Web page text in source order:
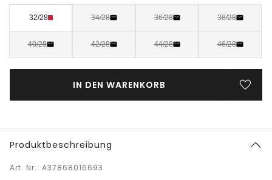
32/28 34/28 36/28 38/28
40/28 42/28 44/28 46/28
IN DEN WARENKORB
Produktbeschreibung
Art. Nr.: A37868016693